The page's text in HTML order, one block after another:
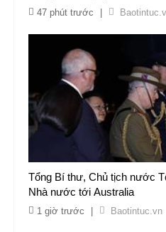
47 phút trước
Tổng Bí thư, Chủ tịch nước
Nhà nước tới Australia
1 giờ trước Baotintuc.vn